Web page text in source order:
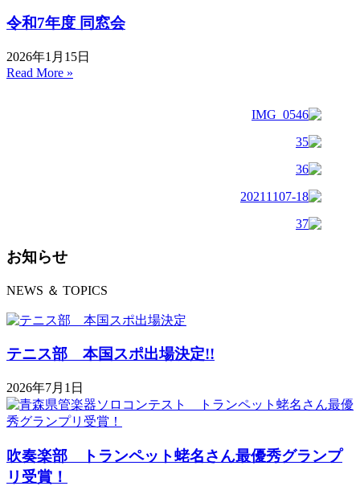
令和7年度 同窓会
2026年1月15日
Read More »
お知らせ
NEWS ＆ TOPICS
テニス部 本国スポ出場決定!!
2026年7月1日
吹奏楽部 トランペット蛯名さん最優秀グランプ
リ受賞！